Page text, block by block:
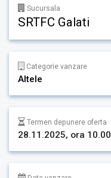
Sucursala
SRTFC Galati
Categorie vanzare
Altele
Termen depunere oferta
28.11.2025, ora 10.00